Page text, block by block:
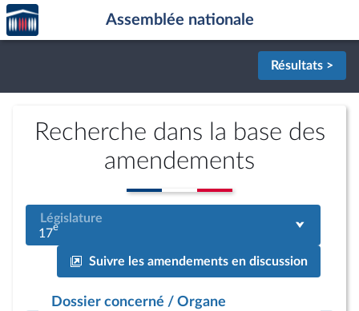
Aller au contenu
Aller en bas de la page
Accèder
à la
page
Assemblée nationale
Résultats >
Recherche dans la base des
amendements
Législature
17e
Suivre les amendements en discussion
Dossier concerné / Organe